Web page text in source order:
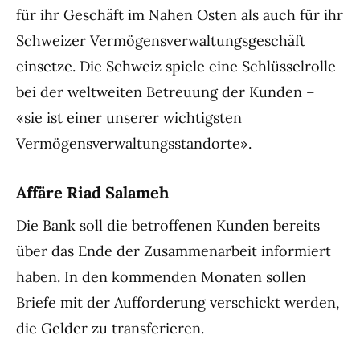
für ihr Geschäft im Nahen Osten als auch für ihr
Schweizer Vermögensverwaltungsgeschäft
einsetze. Die Schweiz spiele eine Schlüsselrolle
bei der weltweiten Betreuung der Kunden –
«sie ist einer unserer wichtigsten
Vermögensverwaltungsstandorte».
Affäre Riad Salameh
Die Bank soll die betroffenen Kunden bereits
über das Ende der Zusammenarbeit informiert
haben. In den kommenden Monaten sollen
Briefe mit der Aufforderung verschickt werden,
die Gelder zu transferieren.